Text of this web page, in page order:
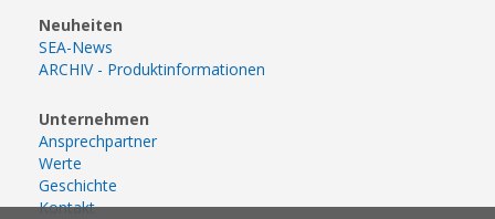
Neuheiten
SEA-News
ARCHIV - Produktinformationen
Unternehmen
Ansprechpartner
Werte
Geschichte
Kontakt